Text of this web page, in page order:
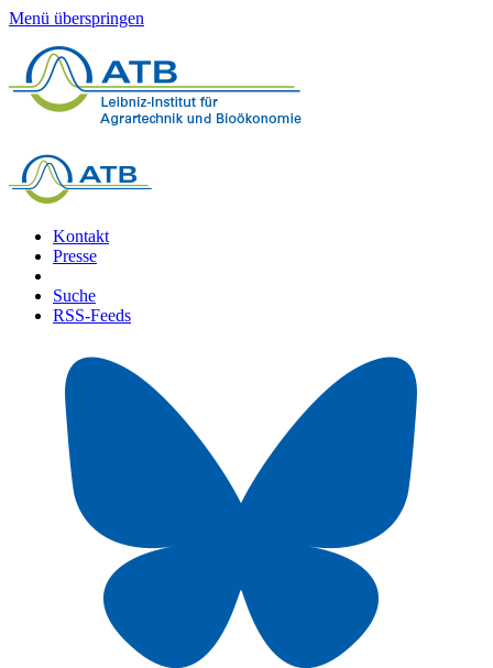
Menü überspringen
Kontakt
Presse
Suche
RSS-Feeds